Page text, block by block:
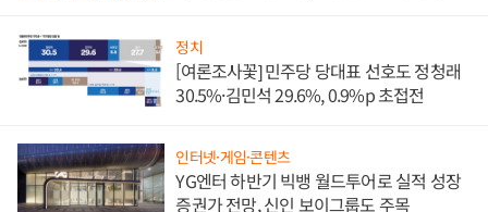
정치
[여론조사꽃] 민주당 당대표 선호도 정청래
30.5%·김민석 29.6%, 0.9%p 초접전
인터넷·게임·콘텐츠
YG엔터 하반기 빅뱅 월드투어로 실적 성장
증권가 전망, 신인 보이그룹도 주목